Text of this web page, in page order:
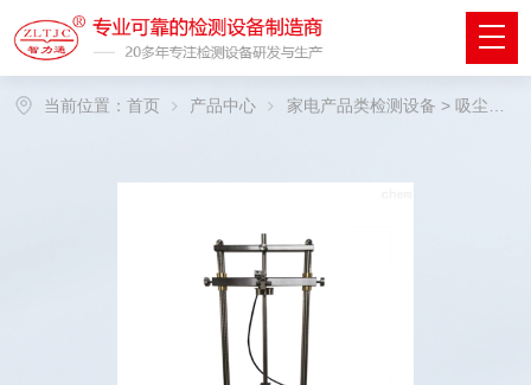
当前位置：首页 产品中心 家电产品类检测设备 > 吸尘机低温冲击试验装置